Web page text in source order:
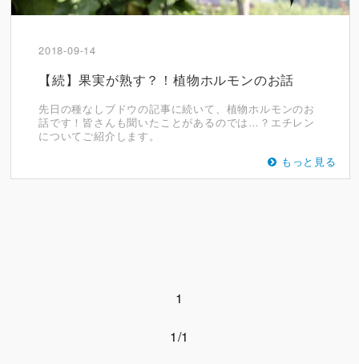
2018-09-14
【続】果実が熟す？！植物ホルモンのお話
先日の種なしブドウの記事に続いて、植物ホルモンのお
話です！皆さんも聞いたことがあるのでは…？エチレン
についてご紹介します。
もっと見る
1
1/1